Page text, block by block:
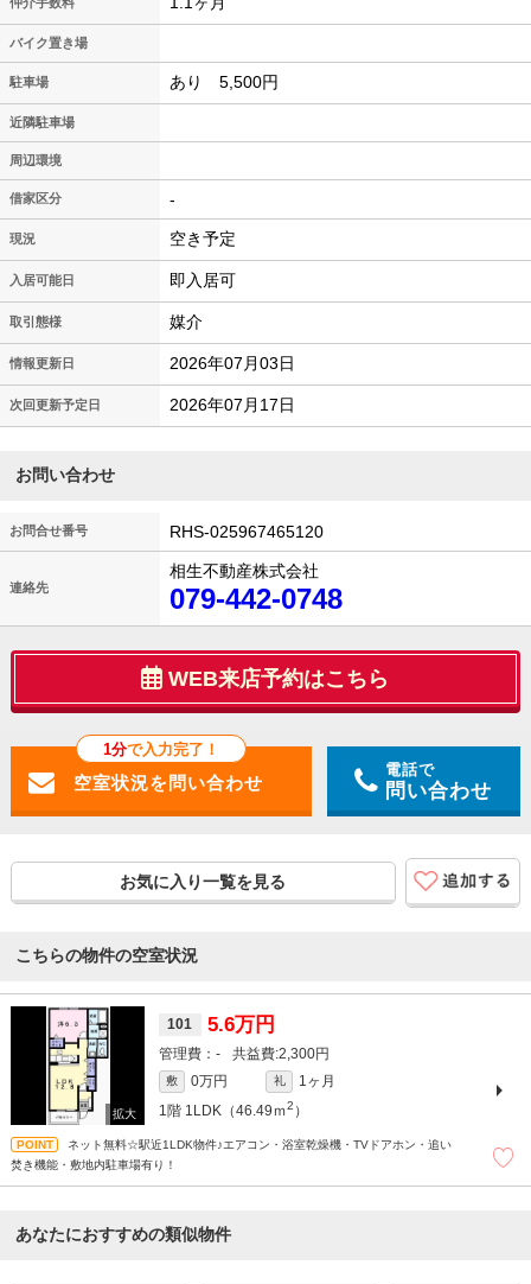
バイク置き場
駐車場 あり 5,500円
近隣駐車場
周辺環境
借家区分 -
現況 空き予定
入居可能日 即入居可
取引態様 媒介
情報更新日 2026年07月03日
次回更新予定日 2026年07月17日
お問い合わせ
お問合せ番号 RHS-025967465120
連絡先
相生不動産株式会社
079-442-0748
WEB来店予約はこちら
1分で入力完了！
電話で
問い合わせ
お気に入り一覧を見る
こちらの物件の空室状況
101 5.6万円
- 2,300円
敷 0万円 礼
1ヶ月
1階 1LDK（46.49ｍ2 ）
ネット無料☆駅近1LDK物件♪エアコン・浴室乾燥機・TVドアホン・追い
焚き機能・敷地内駐車場有り！
あなたにおすすめの類似物件